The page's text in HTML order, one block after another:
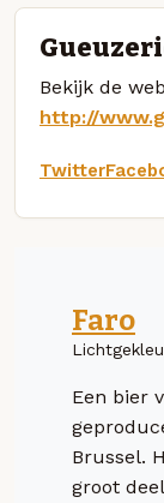
Bekijk de
http://
Twitter
Faro
Een bier
Brussel.
groot